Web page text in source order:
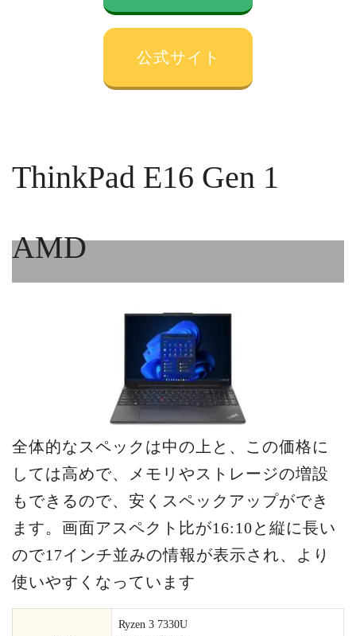
公式サイト
ThinkPad E16 Gen 1
AMD
全体的なスペックは中の上と、この価格に
しては高めで、メモリやストレージの増設
もできるので、安くスペックアップができ
ます。画面アスペクト比が16:10と縦に長い
ので17インチ並みの情報が表示され、より
使いやすくなっています
Ryzen 3 7330U